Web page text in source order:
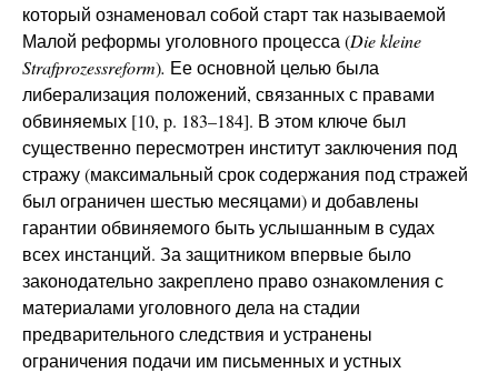
который ознаменовал собой старт так называемой
Малой реформы уголовного процесса (Diekleine
Strafprozessreform). Ее основной целью была
либерализация положений, связанных с правами
обвиняемых [10, p. 183–184]. В этом ключе был
существенно пересмотрен институт заключения под
стражу (максимальный срок содержания под стражей
был ограничен шестью месяцами) и добавлены
гарантии обвиняемого быть услышанным в судах
всех инстанций. За защитником впервые было
законодательно закреплено право ознакомления с
материалами уголовного дела на стадии
предварительного следствия и устранены
ограничения подачи им письменных и устных